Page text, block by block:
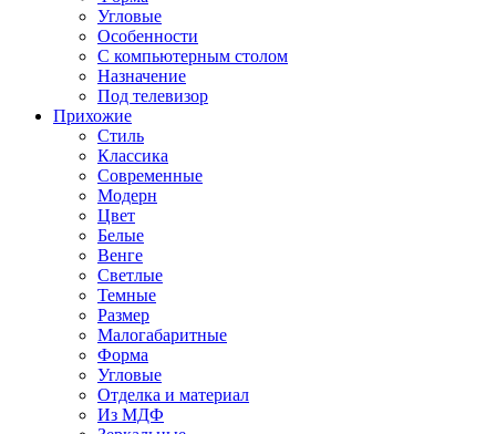
Угловые
Особенности
С компьютерным столом
Назначение
Под телевизор
Прихожие
Стиль
Классика
Современные
Модерн
Цвет
Белые
Венге
Светлые
Темные
Размер
Малогабаритные
Форма
Угловые
Отделка и материал
Из МДФ